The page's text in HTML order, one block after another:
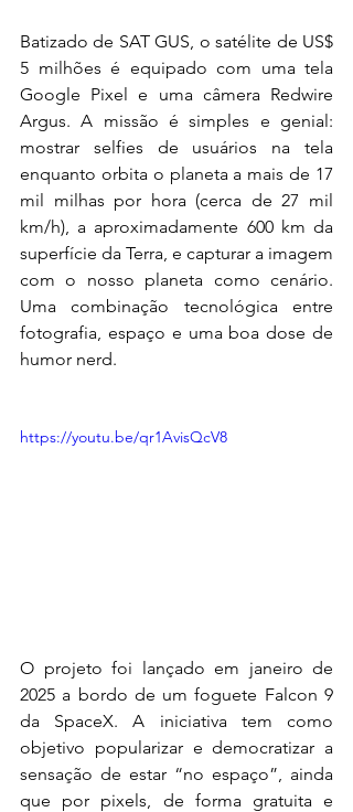
Batizado de SAT GUS, o satélite de US$
5 milhões é equipado com uma tela
Google Pixel e uma câmera Redwire
Argus. A missão é simples e genial:
mostrar selfies de usuários na tela
enquanto orbita o planeta a mais de 17
mil milhas por hora (cerca de 27 mil
km/h), a aproximadamente 600 km da
superfície da Terra, e capturar a imagem
com o nosso planeta como cenário.
Uma combinação tecnológica entre
fotografia, espaço e uma boa dose de
humor nerd.
https://youtu.be/qr1AvisQcV8
O projeto foi lançado em janeiro de
2025 a bordo de um foguete Falcon 9
da SpaceX. A iniciativa tem como
objetivo popularizar e democratizar a
sensação de estar “no espaço”, ainda
que por pixels, de forma gratuita e